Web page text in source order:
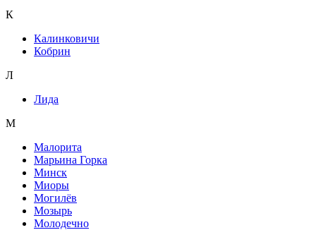
К
Калинковичи
Кобрин
Л
Лида
М
Малорита
Марьина Горка
Минск
Миоры
Могилёв
Мозырь
Молодечно